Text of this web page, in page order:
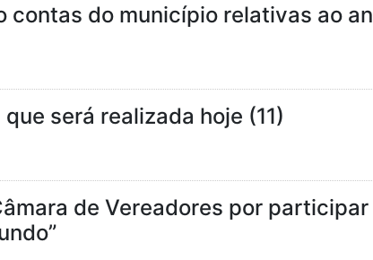
do município relativas ao
será realizada hoje (11)
de Vereadores por